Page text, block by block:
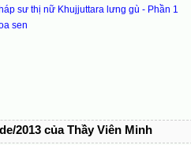
sư thị nữ Khujjuttara lưng gù - Phần 1
sen
2013 của Thầy Viên Minh